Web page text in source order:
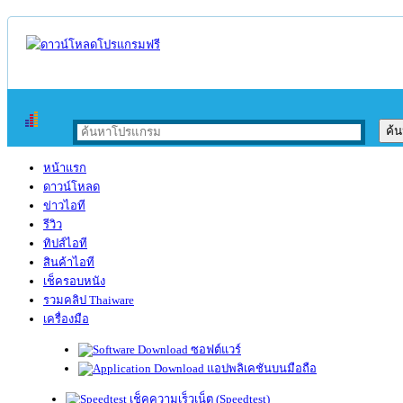
หน้าแรก
ดาวน์โหลด
ข่าวไอที
รีวิว
ทิปส์ไอที
สินค้าไอที
เช็ครอบหนัง
รวมคลิป Thaiware
เครื่องมือ
ซอฟต์แวร์
แอปพลิเคชันบนมือถือ
เช็คความเร็วเน็ต (Speedtest)